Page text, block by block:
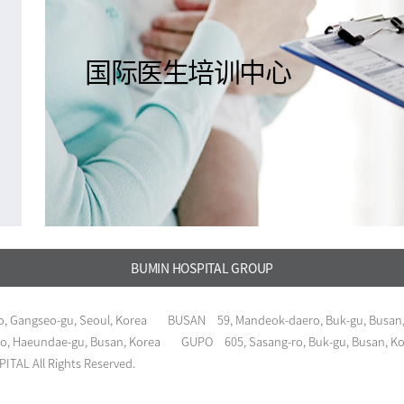
国际医生培训中心
BUMIN HOSPITAL GROUP
Gangseo-gu, Seoul, Korea BUSAN
59, Mandeok-daero, Buk-gu,
Haeundae-gu, Busan, Korea
GUPO
605, Sasang-ro, Buk-gu, Busan,
All Rights Reserved.